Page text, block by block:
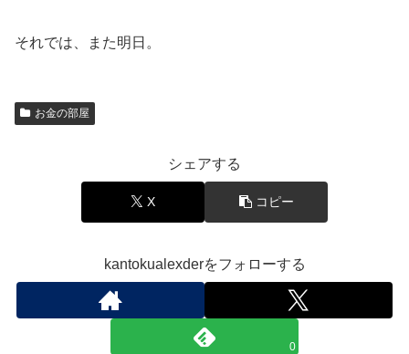
それでは、また明日。
お金の部屋
シェアする
X コピー
kantokualexderをフォローする
0